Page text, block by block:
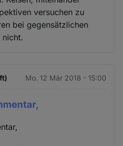
versuchen zu
bei gegensätzlichen
Mo. 12 Mär 2018 - 15:00